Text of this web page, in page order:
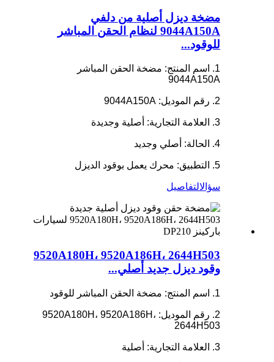
مضخة ديزل أصلية من دلفي
9044A150A لنظام الحقن المباشر
للوقود...
1. اسم المنتج: مضخة الحقن المباشر
9044A150A
2. رقم الموديل: 9044A150A
3. العلامة التجارية: أصلية وجديدة
4. الحالة: أصلي وجديد
5. التطبيق: محرك يعمل بوقود الديزل
سؤالالتفاصيل
9520A180H، 9520A186H، 2644H503
وقود ديزل جديد أصلي...
1. اسم المنتج: مضخة الحقن المباشر للوقود
2. رقم الموديل: 9520A180H، 9520A186H،
2644H503
3. العلامة التجارية: أصلية